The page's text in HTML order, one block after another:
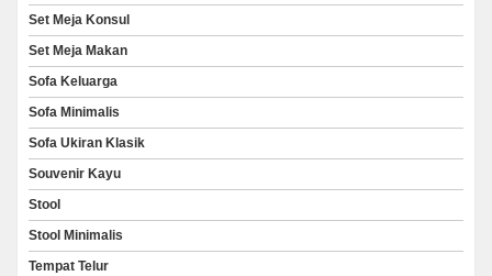
Set Meja Konsul
Set Meja Makan
Sofa Keluarga
Sofa Minimalis
Sofa Ukiran Klasik
Souvenir Kayu
Stool
Stool Minimalis
Tempat Telur